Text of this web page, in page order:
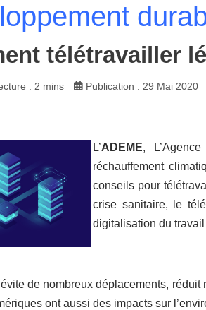
télétravailler
: 2 mins Publication : 29 Mai 2020
L’ADEME,
réchauffement
conseils pour
crise sanitaire, le
digitalisation du
de nombreux déplacements,
ont aussi des impacts sur